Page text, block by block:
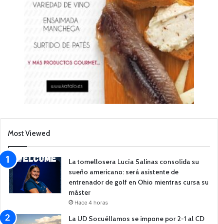
Most Viewed
La tomellosera Lucía Salinas consolida su
sueño americano: será asistente de
entrenador de golf en Ohio mientras cursa su
máster
Hace 4 horas
La UD Socuéllamos se impone por 2-1 al CD